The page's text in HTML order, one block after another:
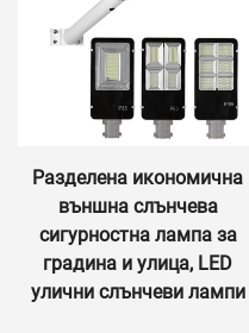
Разделена икономична
външна слънчева
сигурностна лампа за
градина и улица, LED
улични слънчеви лампи